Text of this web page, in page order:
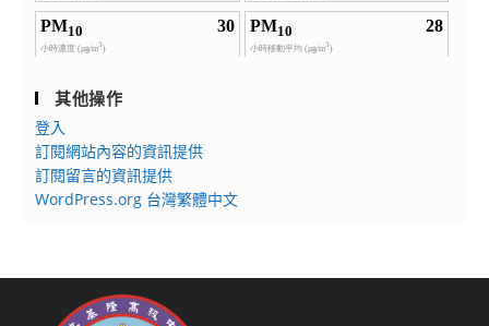
其他操作
登入
訂閱網站內容的資訊提供
訂閱留言的資訊提供
WordPress.org 台灣繁體中文